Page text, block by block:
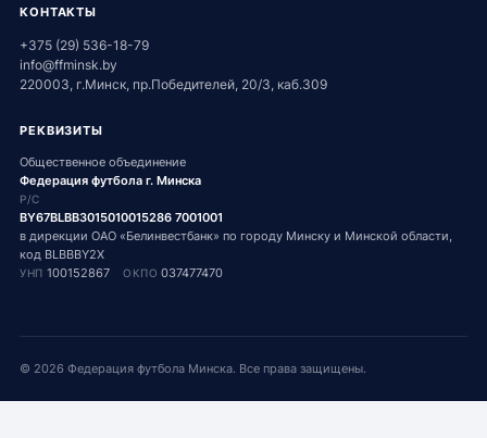
КОНТАКТЫ
+375 (29) 536-18-79
info@ffminsk.by
220003, г.Минск, пр.Победителей, 20/3, каб.309
РЕКВИЗИТЫ
Общественное объединение
Федерация футбола г. Минска
Р/С
BY67BLBB3015010015286 7001001
в дирекции ОАО «Белинвестбанк» по городу Минску и Минской области,
код BLBBBY2X
УНП 100152867ОКПО 037477470
© 2026 Федерация футбола Минска. Все права защищены.